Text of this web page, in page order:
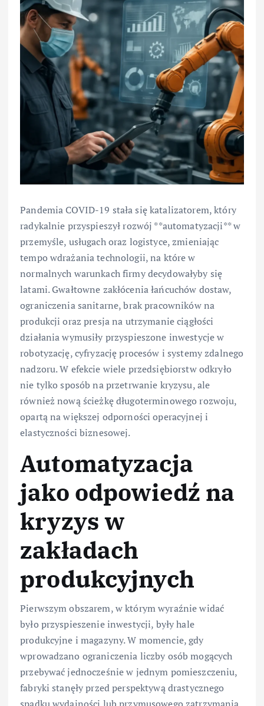
Pandemia COVID-19 stała się katalizatorem, który
radykalnie przyspieszył rozwój **automatyzacji** w
przemyśle, usługach oraz logistyce, zmieniając
tempo wdrażania technologii, na które w
normalnych warunkach firmy decydowałyby się
latami. Gwałtowne zakłócenia łańcuchów dostaw,
ograniczenia sanitarne, brak pracowników na
produkcji oraz presja na utrzymanie ciągłości
działania wymusiły przyspieszone inwestycje w
robotyzację, cyfryzację procesów i systemy zdalnego
nadzoru. W efekcie wiele przedsiębiorstw odkryło
nie tylko sposób na przetrwanie kryzysu, ale
również nową ścieżkę długoterminowego rozwoju,
opartą na większej odporności operacyjnej i
elastyczności biznesowej.
Automatyzacja
jako odpowiedź na
kryzys w
zakładach
produkcyjnych
Pierwszym obszarem, w którym wyraźnie widać
było przyspieszenie inwestycji, były hale
produkcyjne i magazyny. W momencie, gdy
wprowadzano ograniczenia liczby osób mogących
przebywać jednocześnie w jednym pomieszczeniu,
fabryki stanęły przed perspektywą drastycznego